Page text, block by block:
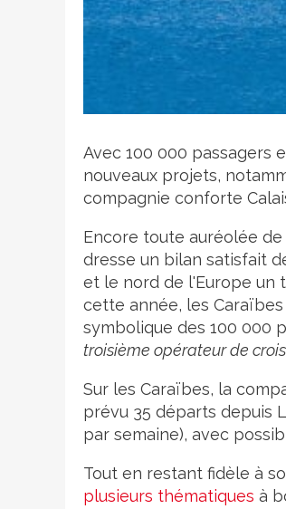
Crédit photo
Avec 100 000 passagers
nouveaux projets,
compagnie conforte
Encore toute auréolée de
dresse un bilan satisfait
et le nord de l'Europe un
cette année, les
symbolique des 100 000
troisième opérateur de
Sur les Caraïbes, la
prévu 35 départs depuis
par semaine), avec
Tout en restant fidèle à
plusieurs thématiques à